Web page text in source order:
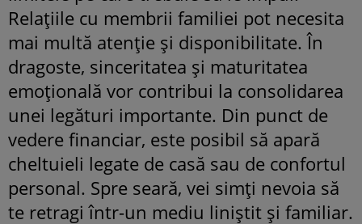
Relațiile cu membrii familiei pot necesita
mai multă atenție și disponibilitate. În
dragoste, sinceritatea și maturitatea
emoțională vor contribui la consolidarea
unei legături importante. Din punct de
vedere financiar, este posibil să apară
cheltuieli legate de casă sau de confortul
personal. Spre seară, vei simți nevoia să
te retragi într-un mediu liniștit și familiar.